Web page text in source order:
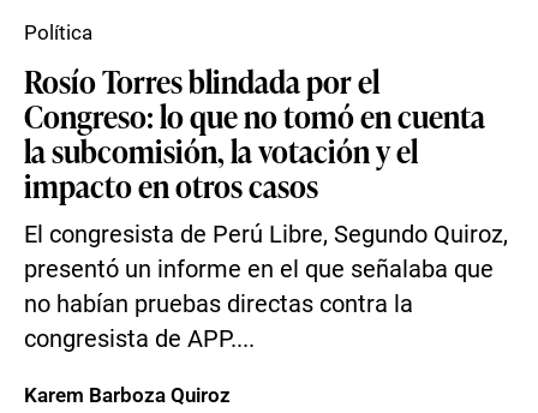
Rosío Torres blindada por el
Congreso: lo que no tomó en cuenta
la subcomisión, la votación y el
impacto en otros casos
El congresista de Perú Libre, Segundo Quiroz,
presentó un informe en el que señalaba que
no habían pruebas directas contra la
congresista de APP....
Política
Karem Barboza Quiroz